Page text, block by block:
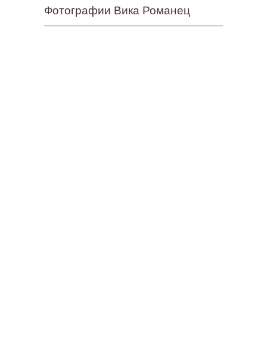
Фотографии Вика Романец